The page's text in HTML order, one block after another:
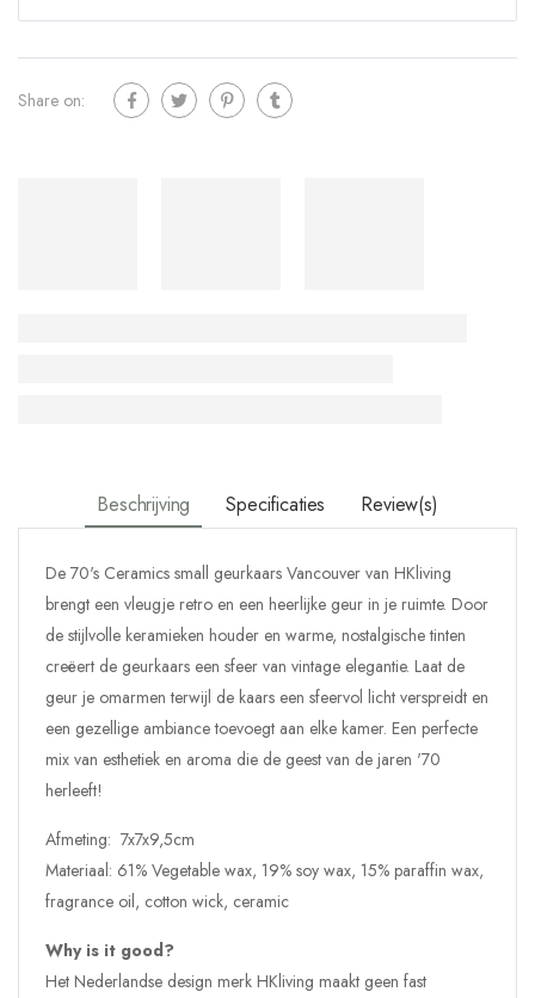
Share on:
Beschrijving Specificaties Review(s)
De 70's Ceramics small geurkaars Vancouver van HKliving
brengt een vleugje retro en een heerlijke geur in je ruimte. Door
de stijlvolle keramieken houder en warme, nostalgische tinten
creëert de geurkaars een sfeer van vintage elegantie. Laat de
geur je omarmen terwijl de kaars een sfeervol licht verspreidt en
een gezellige ambiance toevoegt aan elke kamer. Een perfecte
mix van esthetiek en aroma die de geest van de jaren '70
herleeft!
Afmeting: 7x7x9,5cm
Materiaal: 61% Vegetable wax, 19% soy wax, 15% paraffin wax,
fragrance oil, cotton wick, ceramic
Why is it good?
Het Nederlandse design merk HKliving maakt geen fast